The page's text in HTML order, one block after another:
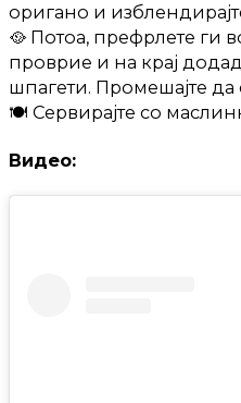
оригано и
🥘 Потоа, префрлете ги
проврие и на крај
шпагети. Промешајте да
🍽️ Сервирајте со
Видео: